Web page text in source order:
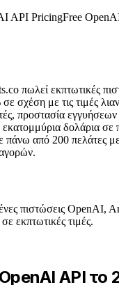
API PricingFree
πωλεί εκπτωτικές
σχέση με τις τιμές
προστασία εγγυήσεων
δολάρια σε
πάνω από 200 πελάτες
πιστώσεις OpenAI,
εκπτωτικές τιμές.
API το